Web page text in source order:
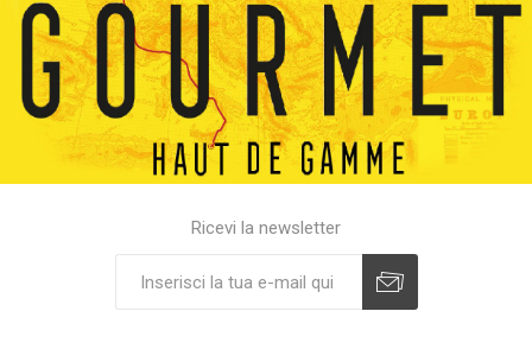
Ricevi la newsletter